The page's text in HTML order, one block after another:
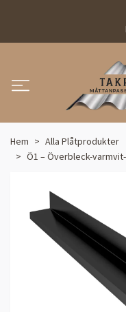
Hem
Alla Plåtprodukter
Ö1 – Överbleck-varmvit-